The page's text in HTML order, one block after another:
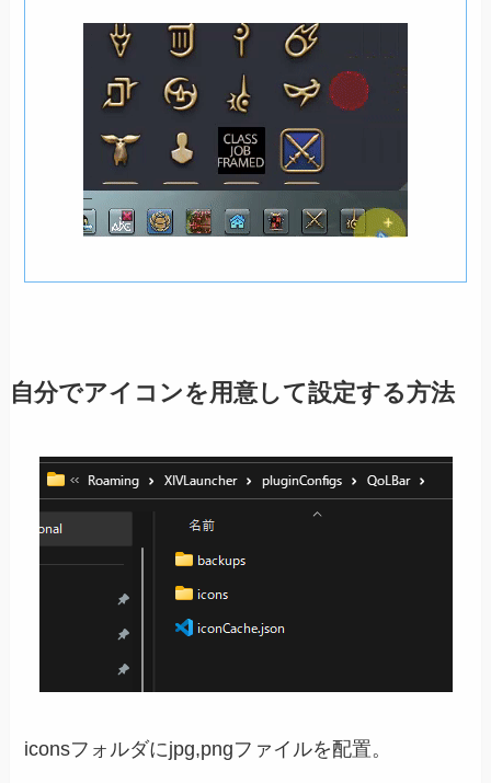
自分でアイコンを用意して設定する方法
iconsフォルダにjpg,pngファイルを配置。